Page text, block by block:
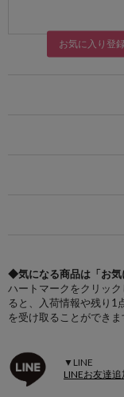
お気に入り登
◆気になる商品は「お
ハートマークをクリッ
ると、入荷情報や残り1
を受け取ることができま
▼LINE
LINEお友達